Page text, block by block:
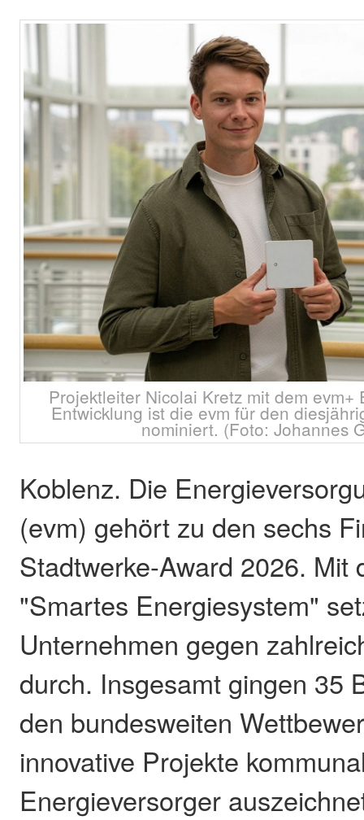
Projektleiter Nicolai Kretz mit dem
Entwicklung ist die evm für den
nominiert. (Foto: Johannes
Koblenz. Die
(evm) gehört zu den sechs
Stadtwerke-Award 2026. Mit
"Smartes Energiesystem"
Unternehmen gegen
durch. Insgesamt gingen 35
den bundesweiten
innovative Projekte
Energieversorger